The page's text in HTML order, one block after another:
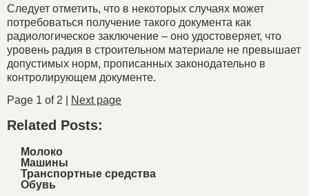
Следует отметить, что в некоторых случаях может
потребоваться получение такого документа как
радиологическое заключение – оно удостоверяет, что
уровень радия в строительном материале не превышает
допустимых норм, прописанных законодательно в
контролирующем документе.
Page 1 of 2 |
Next page
Related Posts:
Молоко
Машины
Транспортные средства
Обувь